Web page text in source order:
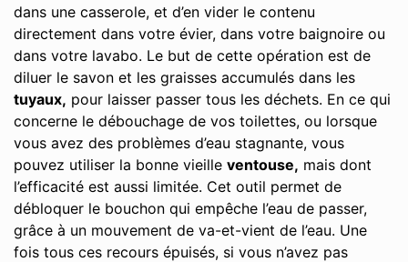
dans une casserole, et d’en vider le contenu
directement dans votre évier, dans votre baignoire ou
dans votre lavabo. Le but de cette opération est de
diluer le savon et les graisses accumulés dans les
tuyaux, pour laisser passer tous les déchets. En ce qui
concerne le débouchage de vos toilettes, ou lorsque
vous avez des problèmes d’eau stagnante, vous
pouvez utiliser la bonne vieille ventouse, mais dont
l’efficacité est aussi limitée. Cet outil permet de
débloquer le bouchon qui empêche l’eau de passer,
grâce à un mouvement de va-et-vient de l’eau. Une
fois tous ces recours épuisés, si vous n’avez pas